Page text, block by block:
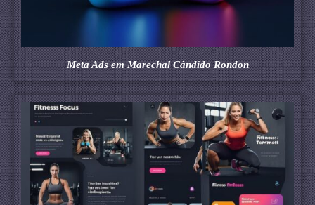
Meta Ads em Marechal Cândido Rondon